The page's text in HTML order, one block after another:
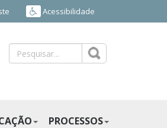
Acessibilidade
PROCESSOS